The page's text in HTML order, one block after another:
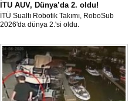
İTU AUV, Dünya’da 2. oldu!
İTÜ Sualtı Robotik Takımı, RoboSub
2026'da dünya 2.'si oldu.